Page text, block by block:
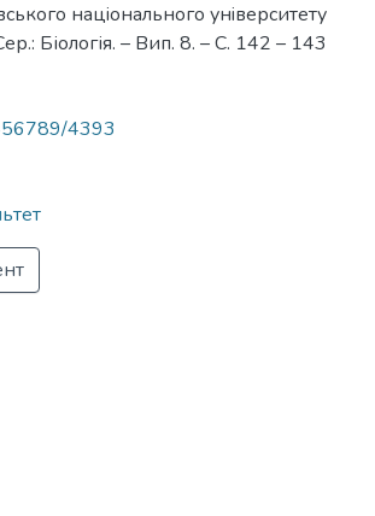
нацiонального унiверситету
Біологія. – Вип. 8. – С. 142 – 143
4393